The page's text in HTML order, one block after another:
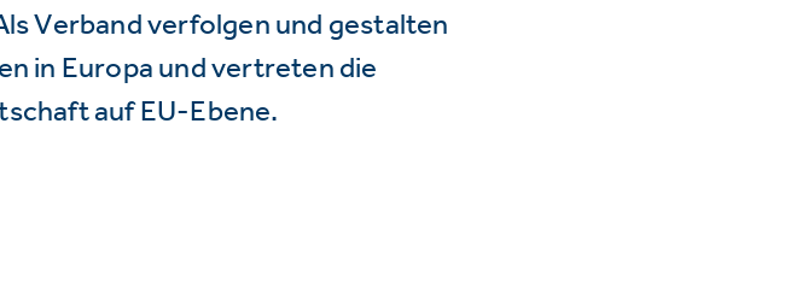
Verband verfolgen und gestalten
in Europa und vertreten die
auf EU-Ebene.